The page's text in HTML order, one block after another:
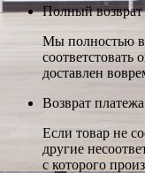
Полный возврат
Мы полностью
соответстовать
доставлен
Возврат
Если товар не
другие
с которого